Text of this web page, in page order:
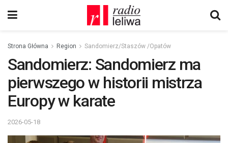
Strona Główna Region Sandomierz/Staszów /Opatów
Sandomierz: Sandomierz ma
pierwszego w historii mistrza
Europy w karate
2026-05-18